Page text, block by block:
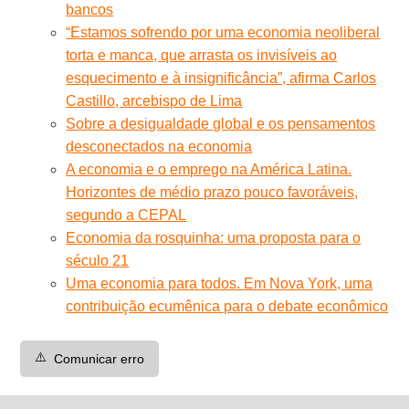
bancos
“Estamos sofrendo por uma economia neoliberal
torta e manca, que arrasta os invisíveis ao
esquecimento e à insignificância”, afirma Carlos
Castillo, arcebispo de Lima
Sobre a desigualdade global e os pensamentos
desconectados na economia
A economia e o emprego na América Latina.
Horizontes de médio prazo pouco favoráveis,
segundo a CEPAL
Economia da rosquinha: uma proposta para o
século 21
Uma economia para todos. Em Nova York, uma
contribuição ecumênica para o debate econômico
⚠️ Comunicar erro